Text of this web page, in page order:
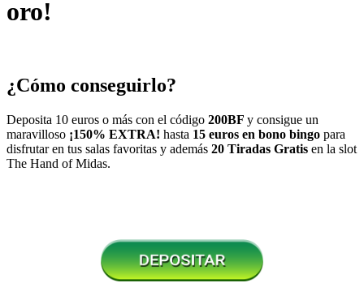
oro!
¿Cómo conseguirlo?
Deposita 10 euros o más con el código 200BF y consigue un
maravilloso ¡150% EXTRA! hasta 15 euros en bono bingo para
disfrutar en tus salas favoritas y además 20 Tiradas Gratis en la slot
The Hand of Midas.